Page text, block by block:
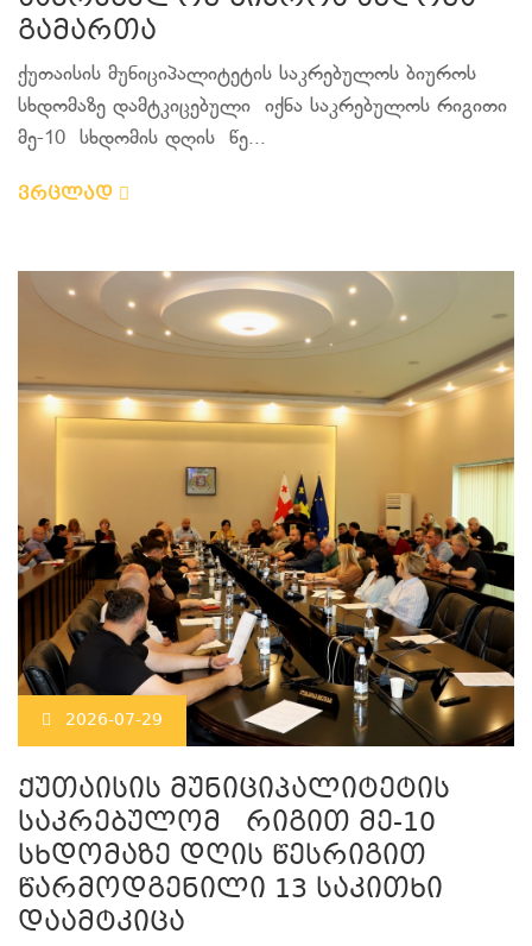
გამართა
ქუთაისის მუნიციპალიტეტის საკრებულოს ბიუროს
სხდომაზე დამტკიცებული იქნა საკრებულოს რიგითი
მე-10 სხდომის დღის წე...
ვრცლად
2026-07-29
ქუთაისის მუნიციპალიტეტის
საკრებულომ რიგით მე-10
სხდომაზე დღის წესრიგით
წარმოდგენილი 13 საკითხი
დაამტკიცა